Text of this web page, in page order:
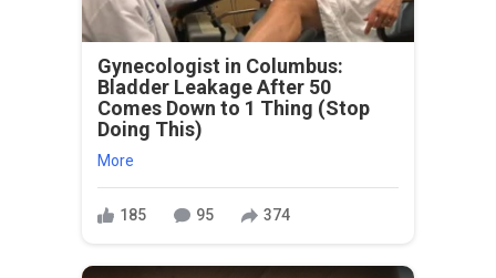
Gynecologist in Columbus:
Bladder Leakage After 50
Comes Down to 1 Thing (Stop
Doing This)
More
185 95 374